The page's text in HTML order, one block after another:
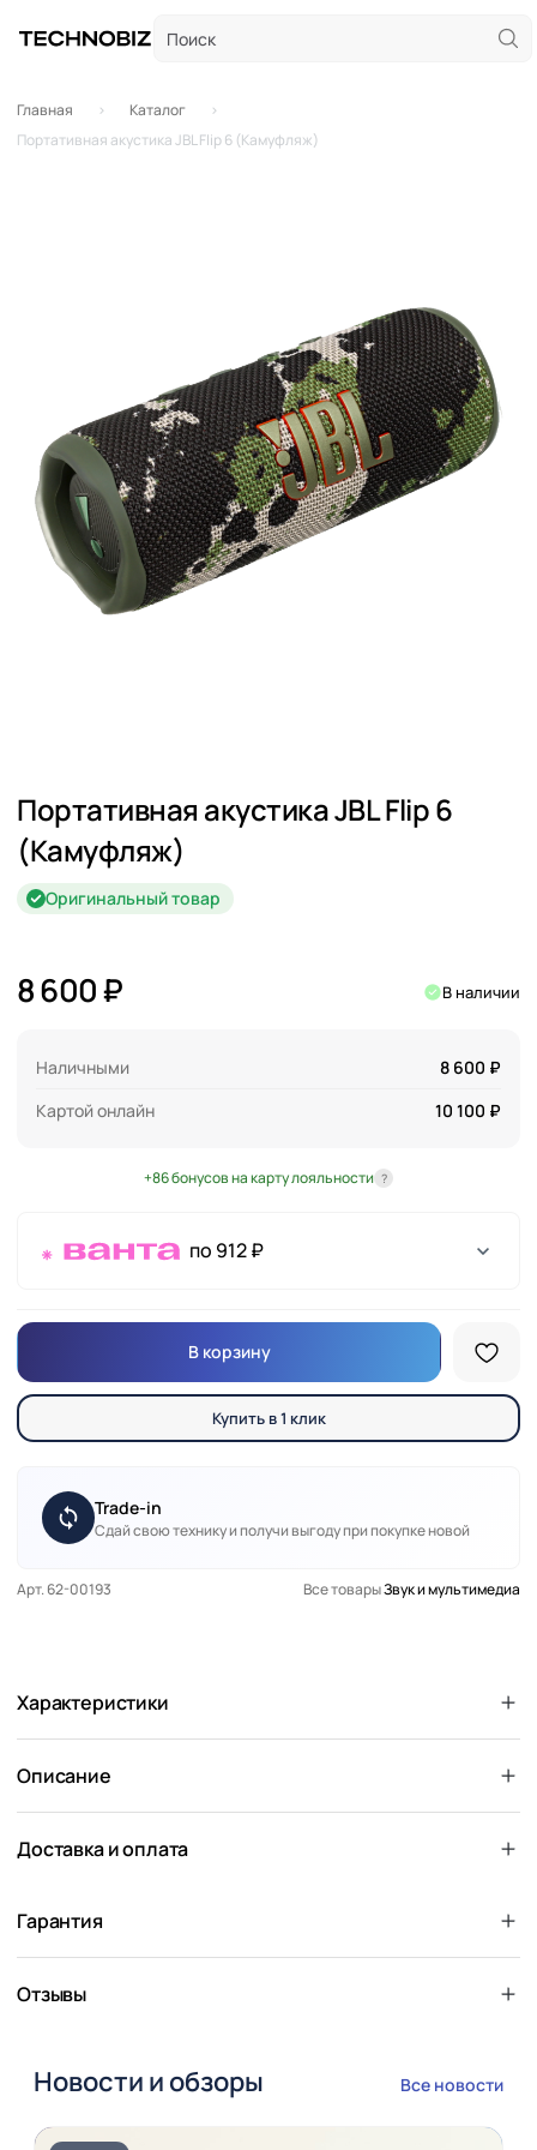
Главная
Каталог
Портативная акустика JBL Flip 6 (Камуфляж)
Портативная акустика JBL Flip 6
(Камуфляж)
Оригинальный товар
8 600 ₽ В наличии
Наличными
8 600 ₽
Картой онлайн
10 100 ₽
+86 бонусов на карту лояльности ?
по 912 ₽
В корзину
Купить в 1 клик
Trade-in
Сдай свою технику и получи выгоду при покупке новой
Арт. 62-00193 Все товарыЗвук и мультимедиа
Характеристики
Описание
Доставка и оплата
Гарантия
Отзывы
Новости и обзоры Все новости